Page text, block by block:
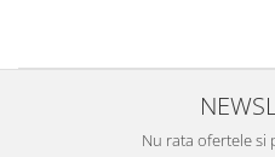
Nu rata ofertele